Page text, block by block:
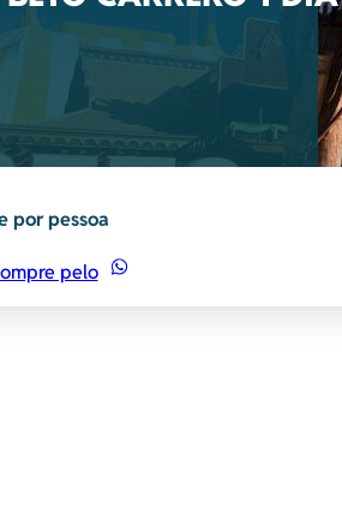
por pessoa
pelo